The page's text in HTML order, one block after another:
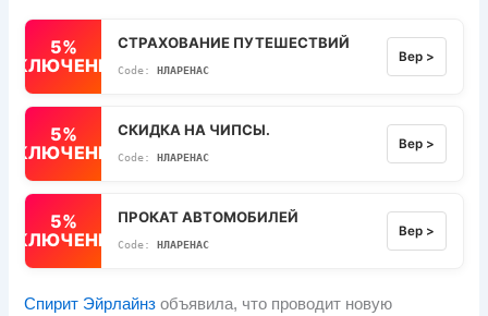
5%
СТРАХОВАНИЕ ПУТЕШЕСТВИЙ
НЛАРЕНАС
Вер >
5%
СКИДКА НА ЧИПСЫ.
НЛАРЕНАС
Вер >
5%
ПРОКАТ АВТОМОБИЛЕЙ
НЛАРЕНАС
Вер >
Спирит Эйрлайнз объявила, что проводит новую